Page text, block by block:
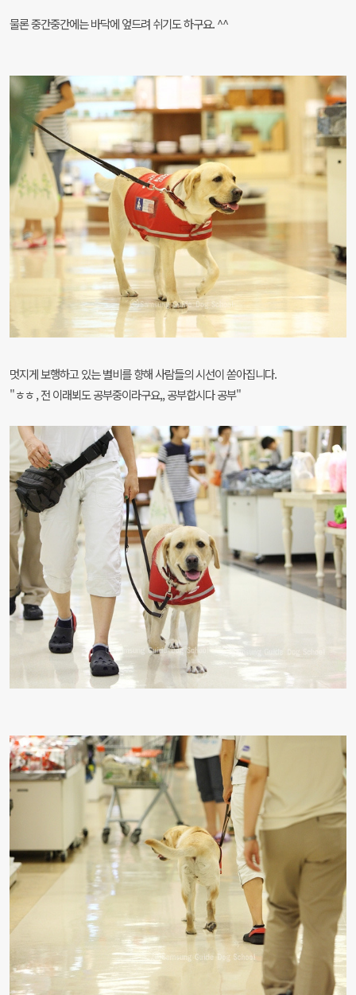
물론 중간중간에는 바닥에 엎드려 쉬기도 하구요. ^^
멋지게 보행하고 있는 별비를 향해 사람들의 시선이 쏟아집니다.
"ㅎㅎ , 전 이래뵈도 공부중이라구요,, 공부합시다 공부"